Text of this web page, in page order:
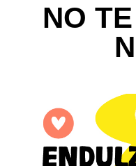
NO